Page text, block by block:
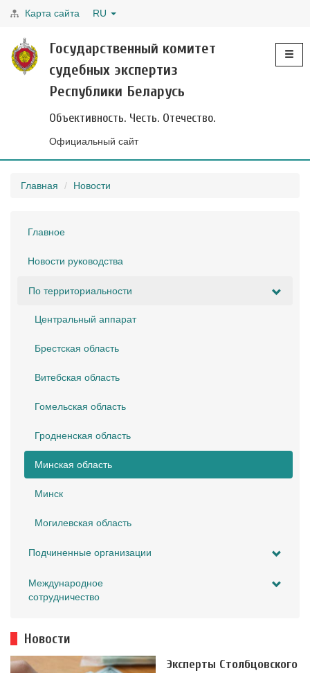
Карта сайта RU
Государственный комитет
судебных экспертиз
Республики Беларусь
Объективность. Честь. Отечество.
Официальный сайт
Главная Новости
Главное
Новости руководства
По территориальности
Центральный аппарат
Брестская область
Витебская область
Гомельская область
Гродненская область
Минская область
Минск
Могилевская область
Подчиненные организации
Международное
сотрудничество
Новости
Эксперты Столбцовского